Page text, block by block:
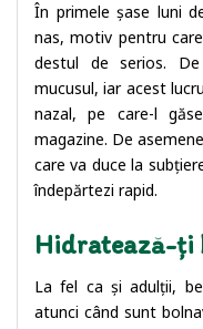
În primele șase luni
nas, motiv pentru
destul de serios.
mucusul, iar acest
nazal, pe care-l
magazine. De
care va duce la
îndepărtezi rapid.
Hidratează-ți
La fel ca și adulții,
atunci când sunt